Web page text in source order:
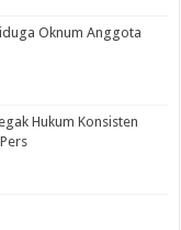
Oknum Anggota
Hukum Konsisten